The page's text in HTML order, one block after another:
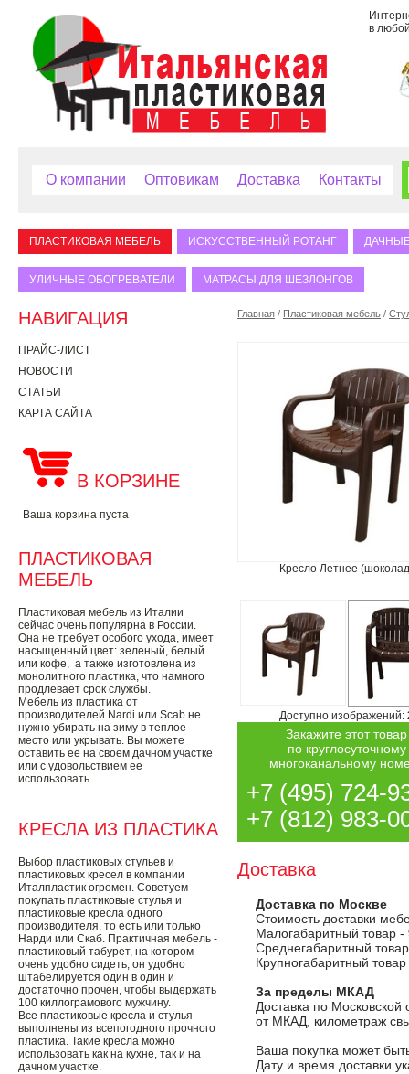
в
О компании Оптовикам Доставка Контакты
ПЛАСТИКОВАЯ МЕБЕЛЬ ИСКУССТВЕННЫЙ РОТАНГ
УЛИЧНЫЕ ОБОГРЕВАТЕЛИ МАТРАСЫ ДЛЯ ШЕЗЛОНГОВ
НАВИГАЦИЯ
ПРАЙС-ЛИСТ
НОВОСТИ
СТАТЬИ
КАРТА САЙТА
В КОРЗИНЕ
Ваша корзина пуста
ПЛАСТИКОВАЯ
МЕБЕЛЬ
Пластиковая мебель из Италии
сейчас очень популярна в России.
Она не требует особого ухода, имеет
насыщенный цвет: зеленый, белый
или кофе, а также изготовлена из
монолитного пластика, что намного
продлевает срок службы.
Мебель из пластика от
производителей Nardi или Scab не
нужно убирать на зиму в теплое
место или укрывать. Вы можете
оставить ее на своем дачном участке
или с удовольствием ее
использовать.
КРЕСЛА ИЗ ПЛАСТИКА
Выбор пластиковых стульев и
пластиковых кресел в компании
Италпластик огромен. Советуем
покупать пластиковые стулья и
пластиковые кресла одного
производителя, то есть или только
Нарди или Скаб. Практичная мебель -
пластиковый табурет, на котором
очень удобно сидеть, он удобно
штабелируется один в один и
достаточно прочен, чтобы выдержать
100 киллограмового мужчину.
Все пластиковые кресла и стулья
выполнены из всепогодного прочного
пластика. Такие кресла можно
использовать как на кухне, так и на
дачном участке.
Главная / Пластиковая мебель /
Кресло Летнее
Доступно изображений:
Закажите этот товар
по круглосуточному
многоканальному
+7 (495) 724-
+7 (812) 983-
Доставка
Доставка по Москве
Стоимость доставки
Малогабаритный товар -
Среднегабаритный
Крупногабаритный
За пределы МКАД
Доставка по
от МКАД, километраж
Ваша покупка может
Дату и время доставки